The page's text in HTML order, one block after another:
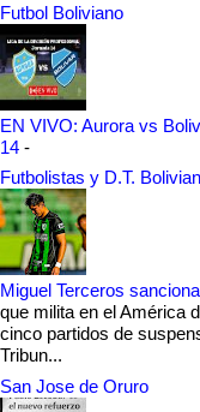
Futbol Boliviano
EN VIVO: Aurora vs
14 -
Futbolistas y D.T.
Miguel Terceros
que milita en el América
cinco partidos de
Tribun...
San Jose de Oruro